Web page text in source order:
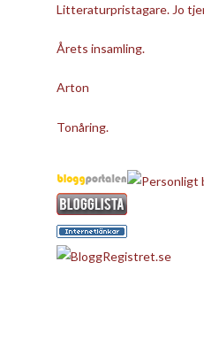
Litteraturpristagare. Jo
Årets insamling.
Arton
Tonåring.